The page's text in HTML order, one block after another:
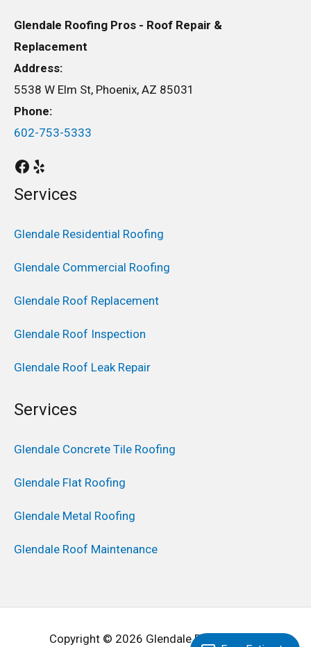
Glendale Roofing Pros - Roof Repair &
Replacement
Address:
5538 W Elm St, Phoenix, AZ 85031
Phone:
602-753-5333
Services
Glendale Residential Roofing
Glendale Commercial Roofing
Glendale Roof Replacement
Glendale Roof Inspection
Glendale Roof Leak Repair
Services
Glendale Concrete Tile Roofing
Glendale Flat Roofing
Glendale Metal Roofing
Glendale Roof Maintenance
Copyright © 2026 Glendale Roofing Pros